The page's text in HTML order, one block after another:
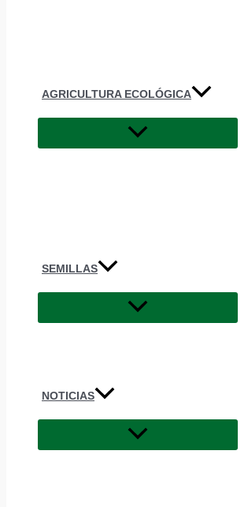
AGRICULTURA ECOLÓGICA
SEMILLAS
NOTICIAS